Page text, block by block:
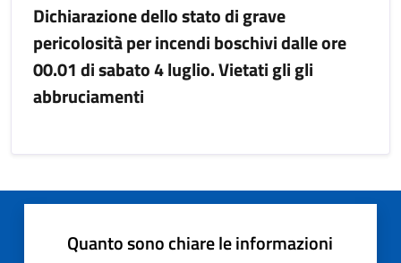
Dichiarazione dello stato di grave
pericolosità per incendi boschivi dalle ore
00.01 di sabato 4 luglio. Vietati gli gli
abbruciamenti
Quanto sono chiare le informazioni